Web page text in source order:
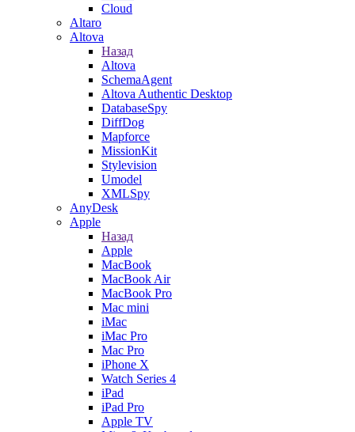
Cloud
Altaro
Altova
Назад
Altova
SchemaAgent
Altova Authentic Desktop
DatabaseSpy
DiffDog
Mapforce
MissionKit
Stylevision
Umodel
XMLSpy
AnyDesk
Apple
Назад
Apple
MacBook
MacBook Air
MacBook Pro
Mac mini
iMac
iMac Pro
Mac Pro
iPhone X
Watch Series 4
iPad
iPad Pro
Apple TV